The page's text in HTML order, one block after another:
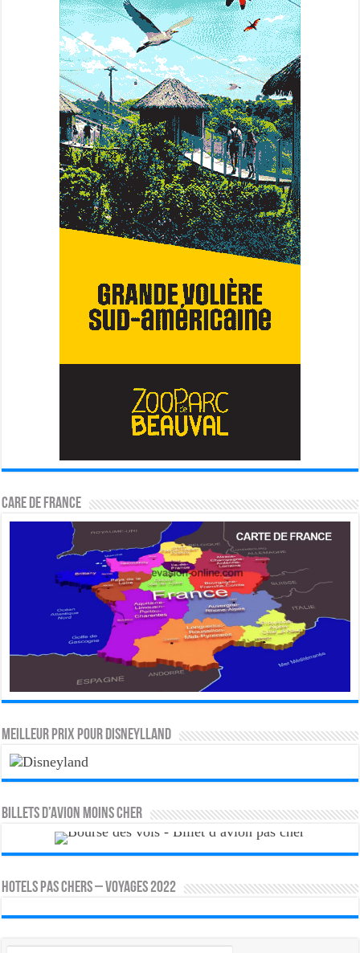
CARE DE FRANCE
MEILLEUR PRIX POUR DISNEYLLAND
Billets d’avion moins cher
HOTELS PAS CHERS – VOYAGES 2022